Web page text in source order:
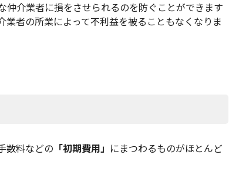
仲介業者に損をさせられるのを防ぐことができます
者の所業によって不利益を被ることもなくなりま
数料などの 「初期費用」 にまつわるものがほとんど